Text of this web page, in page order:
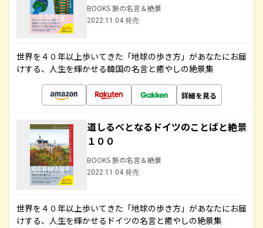
BOOKS 旅の名言＆絶景
2022.11.04 発売
世界を４０年以上歩いてきた「地球の歩き方」があなたにお届
けする、人生を輝かせる韓国の名言と癒やしの絶景集
詳細を見る
道しるべとなるドイツのことばと絶景
１００
BOOKS 旅の名言＆絶景
2022.11.04 発売
世界を４０年以上歩いてきた「地球の歩き方」があなたにお届
けする、人生を輝かせるドイツの名言と癒やしの絶景集